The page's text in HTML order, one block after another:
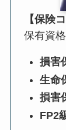
【保険
保有資格
損害
生命
損害
FP2